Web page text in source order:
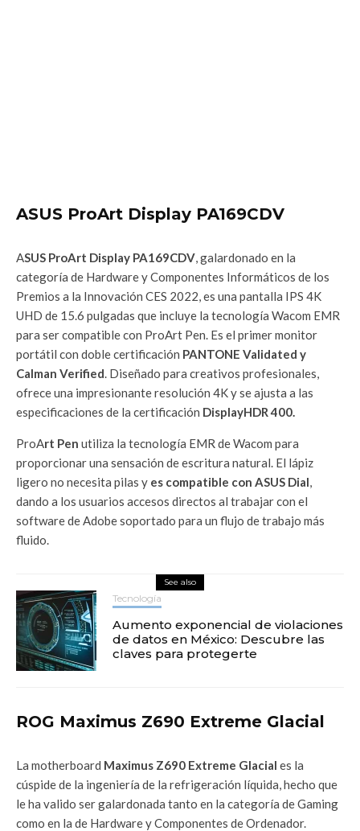
ASUS ProArt Display PA169CDV
ASUS ProArt Display PA169CDV , galardonado en la
categoría de Hardware y Componentes Informáticos de los
Premios a la Innovación CES 2022, es una pantalla IPS 4K
UHD de 15.6 pulgadas que incluye la tecnología Wacom EMR
para ser compatible con ProArt Pen. Es el primer monitor
portátil con doble certificación PANTONE Validated y
Calman Verified . Diseñado para creativos profesionales,
ofrece una impresionante resolución 4K y se ajusta a las
especificaciones de la certificación DisplayHDR 400.
ProArt Pen utiliza la tecnología EMR de Wacom para
proporcionar una sensación de escritura natural. El lápiz
ligero no necesita pilas y es compatible con ASUS Dial
dando a los usuarios accesos directos al trabajar con el
software de Adobe soportado para un flujo de trabajo más
fluido.
See also
Tecnología
Aumento exponencial de violaciones
de datos en México: Descubre las
claves para protegerte
ROG Maximus Z690 Extreme Glacial
La motherboard Maximus Z690 Extreme Glacial es la
cúspide de la ingeniería de la refrigeración líquida, hecho que
le ha valido ser galardonada tanto en la categoría de Gaming
como en la de Hardware y Componentes de Ordenador.